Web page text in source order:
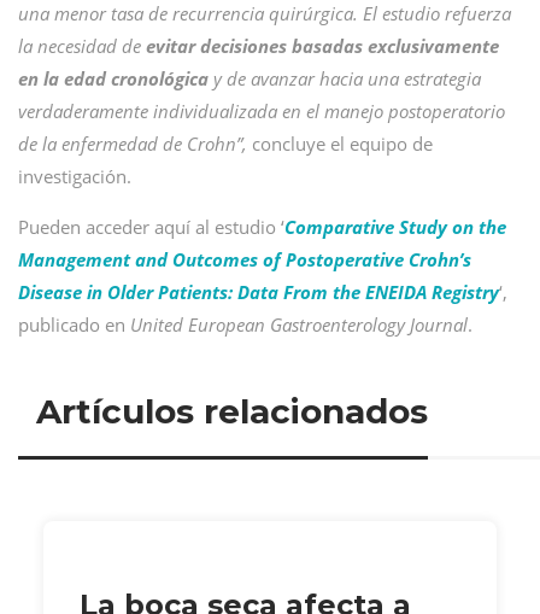
una menor tasa de recurrencia quirúrgica. El estudio refuerza
la necesidad de evitar decisiones basadas exclusivamente
en la edad cronológica y de avanzar hacia una estrategia
verdaderamente individualizada en el manejo postoperatorio
de la enfermedad de Crohn”, concluye el equipo de
investigación.
Pueden acceder aquí al estudio ‘Comparative Study on the
Management and Outcomes of Postoperative Crohn’s
Disease in Older Patients: Data From the ENEIDA Registry‘,
publicado en United European Gastroenterology Journal.
Artículos relacionados
La boca seca afecta a